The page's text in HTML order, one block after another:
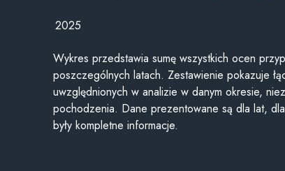
2025
Wykres przedstawia sumę wszystkich ocen
poszczególnych latach. Zestawienie pokazuje
uwzględnionych w analizie w danym okresie,
pochodzenia. Dane prezentowane są dla lat,
były kompletne informacje.